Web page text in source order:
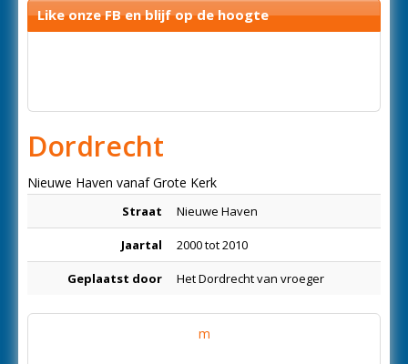
Like onze FB en blijf op de hoogte
Dordrecht
Nieuwe Haven vanaf Grote Kerk
Straat Nieuwe Haven
Jaartal 2000 tot 2010
Geplaatst door Het Dordrecht van vroeger
m